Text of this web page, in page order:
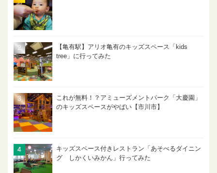
【亀有駅】アリオ亀有のキッズスペース「kids
tree」に行ってみた
これが無料！？アミューズメントパーク「大慶園」
のキッズスペースがやばい【市川市】
キッズスペース付きレストラン「あそべるダイニン
グ しかくいみかん」行ってみた